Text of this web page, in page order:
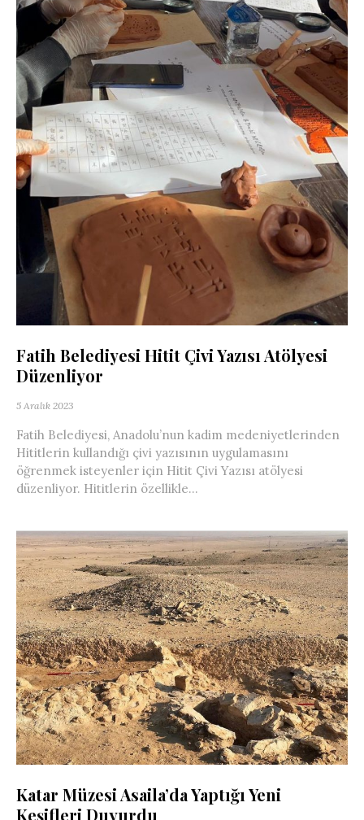
Fatih Belediyesi Hitit Çivi Yazısı Atölyesi
Düzenliyor
5 Aralık 2023
Fatih Belediyesi, Anadolu’nun kadim medeniyetlerinden
Hititlerin kullandığı çivi yazısının uygulamasını
öğrenmek isteyenler için Hitit Çivi Yazısı atölyesi
düzenliyor. Hititlerin özellikle...
Katar Müzesi Asaila’da Yaptığı Yeni
Keşifleri Duyurdu